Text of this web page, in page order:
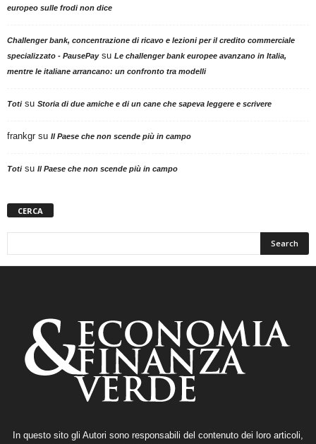
europeo sulle frodi non dice
Challenger bank, concentrazione di ricavo e lezioni per il credito commerciale
specializzato - PausePaysu Le challenger bank europee avanzano in Italia,
mentre le italiane arrancano: un confronto tra modelli
Totisu Storia di due amiche e di un cane che sapeva leggere e scrivere
frankgr su Il Paese che non scende più in campo
Totisu Il Paese che non scende più in campo
CERCA
In questo sito gli Autori sono responsabili del contenuto dei loro articoli,